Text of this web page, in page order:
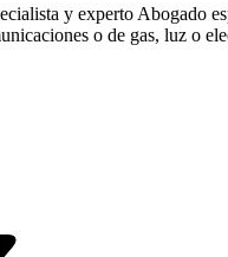
y experto Abogado
o de gas, luz o